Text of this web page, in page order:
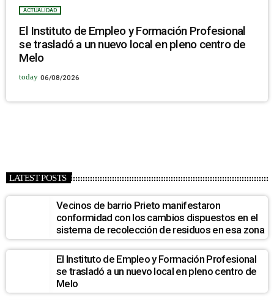
ACTUALIDAD
El Instituto de Empleo y Formación Profesional
se trasladó a un nuevo local en pleno centro de
Melo
today 06/08/2026
LATEST POSTS
Vecinos de barrio Prieto manifestaron
conformidad con los cambios dispuestos en el
sistema de recolección de residuos en esa zona
El Instituto de Empleo y Formación Profesional
se trasladó a un nuevo local en pleno centro de
Melo